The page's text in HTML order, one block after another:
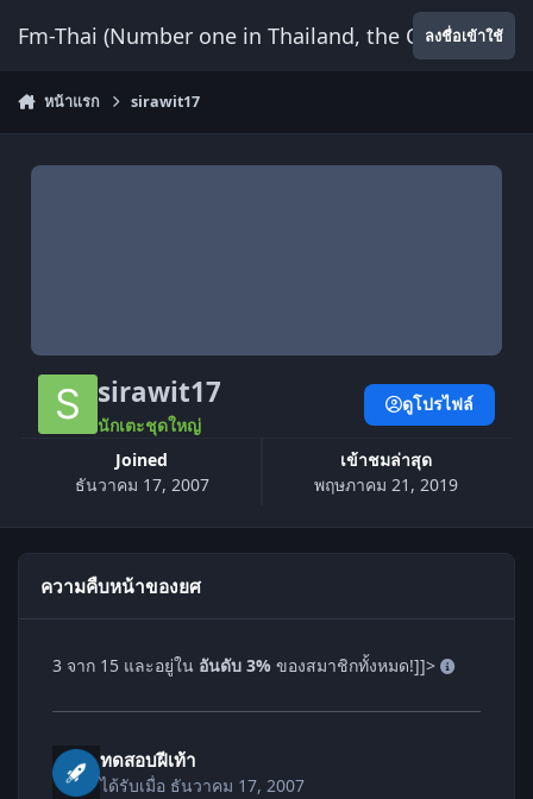
Fm-Thai (Number one in Thailand, the Onlyลงชื่อเข้าใช้
หน้าแรก sirawit17
sirawit17
นักเตะชุดใหญ่
Joined
ธันวาคม 17, 2007
เข้าชมล่าสุด
พฤษภาคม 21, 2019
ดูโปรไฟล์
ความคืบหน้าของยศ
3 จาก 15 และอยู่ใน อันดับ 3% ของสมาชิกทั้งหมด!]]>
ทดสอบฝีเท้า
ได้รับเมื่อ ธันวาคม 17, 2007